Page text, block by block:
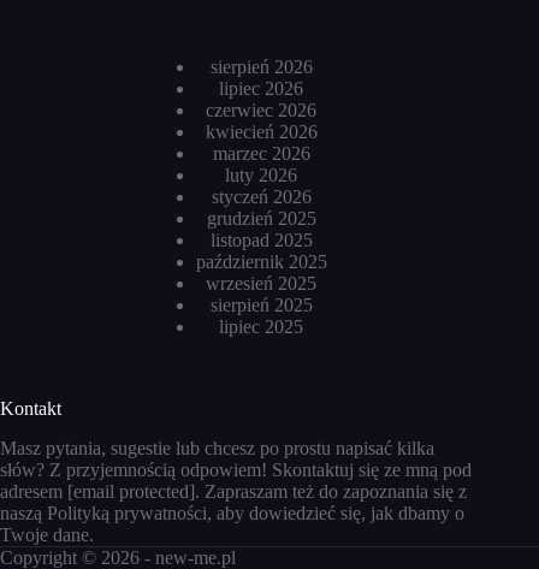
sierpień 2026
lipiec 2026
czerwiec 2026
kwiecień 2026
marzec 2026
luty 2026
styczeń 2026
grudzień 2025
listopad 2025
październik 2025
wrzesień 2025
sierpień 2025
lipiec 2025
Kontakt
Masz pytania, sugestie lub chcesz po prostu napisać kilka
słów? Z przyjemnością odpowiem! Skontaktuj się ze mną pod
adresem [email protected]. Zapraszam też do zapoznania się z
naszą Polityką prywatności, aby dowiedzieć się, jak dbamy o
Twoje dane.
Copyright © 2026 - new-me.pl